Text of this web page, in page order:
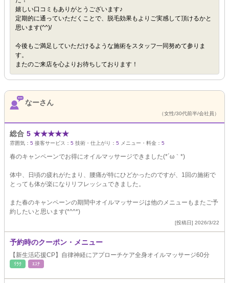
嬉しい口コミもありがとうございます♪
定期的に通っていただくことで、脱毛効果もよりご実感して頂けるかと
思います(^^)/
今後もご満足していただけるような施術をスタッフ一同努めて参りま
す。
またのご来店を心よりお待ちしております！
なーさん
（女性/30代前半/会社員）
総合 5 ★★★★★
雰囲気： 5 接客サービス： 5 技術・仕上がり： 5 メニュー・料金： 5
春のキャンペーンでお得にオイルマッサージできました(*´ω｀*)
体中、日頃の疲れがたまり、腰痛が特にひどかったのですが、1回の施術で
とっても体が楽になりリフレッシュできました。
また春のキャンペーンの期間中オイルマッサージは他のメニューもまたご予
約したいと思います(*^^*)
[投稿日] 2026/3/22
予約時のクーポン・メニュー
【新生活応援CP】自律神経にアプローチケア全身オイルマッサージ60分
ﾘﾗｸ ｴｽﾃ